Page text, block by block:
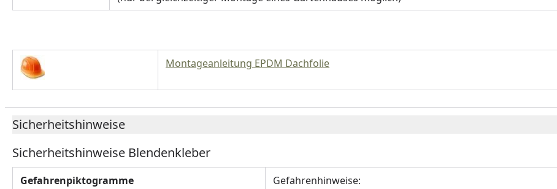
Montageanleitung EPDM Dachfolie
Sicherheitshinweise
Sicherheitshinweise Blendenkleber
Gefahrenpiktogramme
Gefahrenhinweise: